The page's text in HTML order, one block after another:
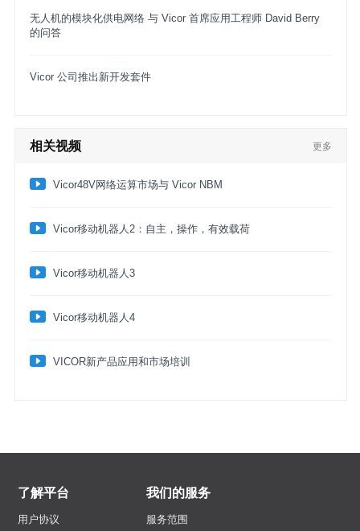
无人机的模块化供电网络 与 Vicor 首席应用工程师 David Berry
的问答
Vicor 公司推出新开发套件
相关视频 更多
Vicor48V网络运算市场与 Vicor NBM
​Vicor移动机器人2：自主，操作，有效载荷
​Vicor移动机器人3
​Vicor移动机器人4
VICOR新产品应用和市场培训
了解平台
用户协议
我们的服务
服务范围